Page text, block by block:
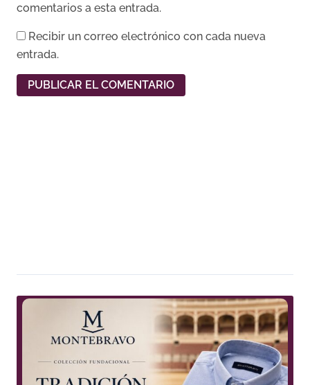
comentarios a esta entrada.
Recibir un correo electrónico con cada nueva
entrada.